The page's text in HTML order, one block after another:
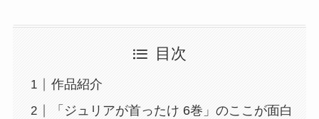
目次
作品紹介
「ジュリアが首ったけ 6巻」のここが面白